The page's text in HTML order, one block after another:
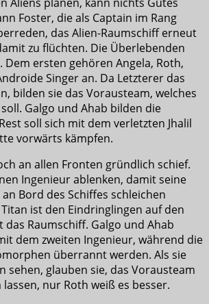
Foster, die als Captain im Rang
das Alien-Raumschiff erneut
zu flüchten. Die Überlebenden
Dem ersten gehören Angela, Roth,
Singer an. Da Letzterer das
bilden sie das Vorausteam, welches
Galgo und Ahab bilden die
soll sich mit dem verletzten Jhalil
vorwärts kämpfen.
an allen Fronten gründlich schief.
Ingenieur ablenken, damit seine
Bord des Schiffes schleichen
ist den Eindringlingen auf den
Raumschiff. Galgo und Ahab
dem zweiten Ingenieur, während die
überrannt werden. Als sie
sehen, glauben sie, das Vorausteam
nur Roth weiß es besser.